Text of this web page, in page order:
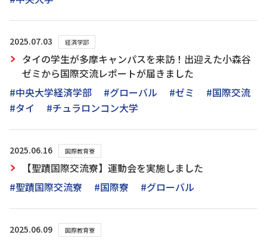
2025.07.03 経済学部
タイの学生が多摩キャンパスを来訪！出迎えた小森谷
ゼミから国際交流レポートが届きました
#中央大学経済学部
#グローバル #ゼミ
#国際交流
#タイ
#チュラロンコン大学
2025.06.16 国際教育寮
【聖蹟国際交流寮】運動会を実施しました
#聖蹟国際交流寮
#国際寮 #グローバル
2025.06.09 国際教育寮